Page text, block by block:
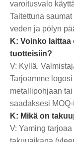
varoitusvalo
Taitettuna
veden ja pölyn
K: Voinko
tuotteisiin?
V: Kyllä.
Tarjoamme
metallipohjaan
saadaksesi
K: Mikä on
V: Yaming